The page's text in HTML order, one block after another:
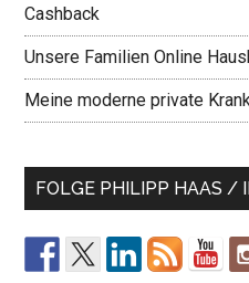
Cashback
Unsere Familien Online
Meine moderne private
FOLGE PHILIPP HAAS /